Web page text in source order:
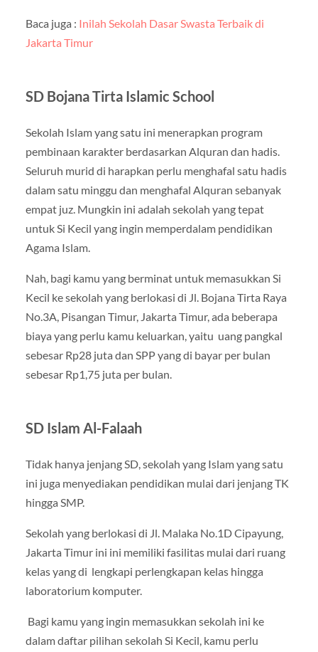
Baca juga : Inilah Sekolah Dasar Swasta Terbaik di
Jakarta Timur
SD Bojana Tirta Islamic School
Sekolah Islam yang satu ini menerapkan program
pembinaan karakter berdasarkan Alquran dan hadis.
Seluruh murid di harapkan perlu menghafal satu hadis
dalam satu minggu dan menghafal Alquran sebanyak
empat juz. Mungkin ini adalah sekolah yang tepat
untuk Si Kecil yang ingin memperdalam pendidikan
Agama Islam.
Nah, bagi kamu yang berminat untuk memasukkan Si
Kecil ke sekolah yang berlokasi di Jl. Bojana Tirta Raya
No.3A, Pisangan Timur, Jakarta Timur, ada beberapa
biaya yang perlu kamu keluarkan, yaitu uang pangkal
sebesar Rp28 juta dan SPP yang di bayar per bulan
sebesar Rp1,75 juta per bulan.
SD Islam Al-Falaah
Tidak hanya jenjang SD, sekolah yang Islam yang satu
ini juga menyediakan pendidikan mulai dari jenjang TK
hingga SMP.
Sekolah yang berlokasi di Jl. Malaka No.1D Cipayung,
Jakarta Timur ini ini memiliki fasilitas mulai dari ruang
kelas yang di lengkapi perlengkapan kelas hingga
laboratorium komputer.
Bagi kamu yang ingin memasukkan sekolah ini ke
dalam daftar pilihan sekolah Si Kecil, kamu perlu